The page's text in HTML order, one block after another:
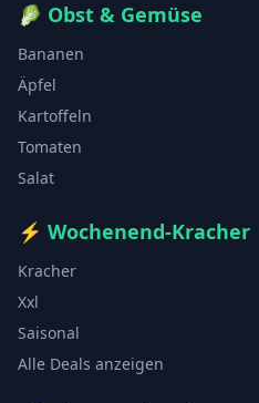
🥬 Obst & Gemüse
Bananen
Äpfel
Kartoffeln
Tomaten
Salat
⚡ Wochenend-Kracher
Kracher
Xxl
Saisonal
Alle Deals anzeigen